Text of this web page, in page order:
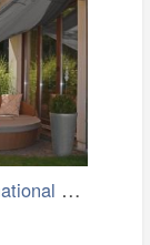
Haushalt International Stínící…